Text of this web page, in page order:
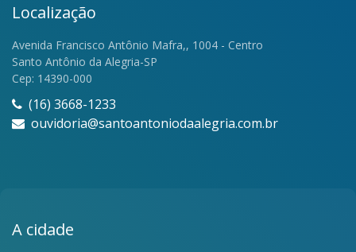
Localização
Avenida Francisco Antônio Mafra,, 1004 - Centro
Santo Antônio da Alegria-SP
Cep: 14390-000
(16) 3668-1233
ouvidoria@santoantoniodaalegria.com.br
A cidade